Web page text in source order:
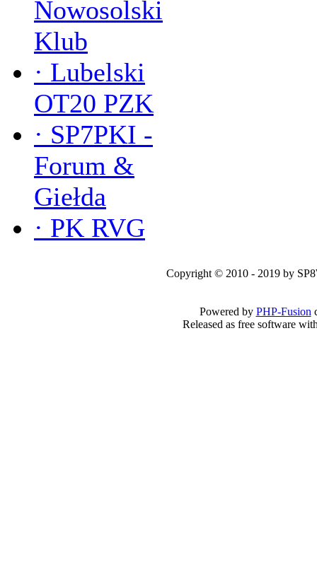
Nowosolski
Klub
· Lubelski
OT20 PZK
· SP7PKI -
Forum &
Giełda
· PK RVG
Copyright © 2010 - 2019 by
Powered by PHP-Fusion
Released as free software